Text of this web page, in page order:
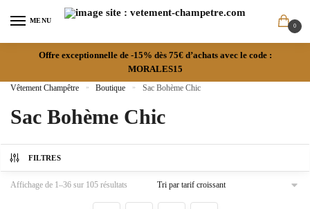
MENU
0
Offre exceptionnelle de -15% dès 75€ d’achats avec le code :
MORALES15
Vêtement Champêtre » Boutique » Sac Bohème Chic
Sac Bohème Chic
FILTRES
Affichage de 1–36 sur 105 résultats